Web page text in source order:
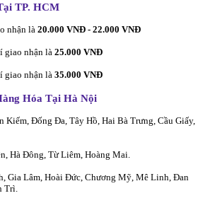
TP. HCM
nhận là20.000 VNĐ - 22.000 VNĐ
giao nhận là 25.000 VNĐ
giao nhận là 35.000 VNĐ
Hóa Tại Hà Nội
Kiếm, Đống Đa, Tây Hồ, Hai Bà Trưng, Cầu Giấy,
Hà Đông, Từ Liêm, Hoàng Mai.
Gia Lâm, Hoài Đức, Chương Mỹ, Mê Linh, Đan
Trì.